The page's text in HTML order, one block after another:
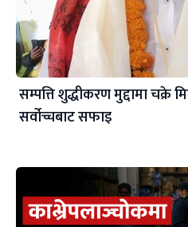
सम्पत्ति शुद्धीकरण मुद्दामा चक्रे
सर्वोच्चबाट सफाइ